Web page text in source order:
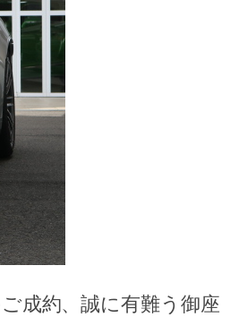
約、誠に有難う御座